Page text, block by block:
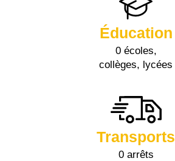
Éducation
0 écoles,
collèges, lycées
Transports
0 arrêts